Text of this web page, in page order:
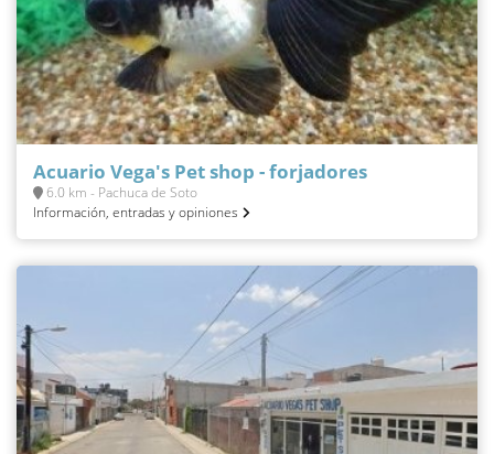
Acuario Vega's Pet shop - forjadores
6.0 km - Pachuca de Soto
Información, entradas y opiniones